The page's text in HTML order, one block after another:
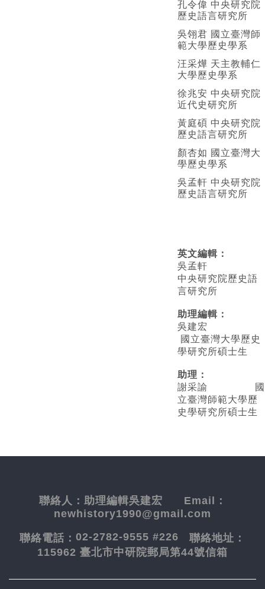
孔令偉 中央研究院
歷史語言研究所
吳翎君 國立臺灣師
範大學歷史學系
汪采燁 天主教輔仁
大學歷史學系
徐兆安 中央研究院
近代史研究所
黃庭碩 中央研究院
歷史語言研究所
顏杏如 國立臺灣大
學歷史學系
吳孟軒 中央研究院
歷史語言研究所
英文編輯 ：
吳孟軒
中央研究院歷史語
言研究所
助理編輯：
吳建宏
國立臺灣大學歷史
學研究所碩士生
助理：
謝采諭
國
立臺灣師範大學歷
史學研究所碩士生
聯絡人： 助理編輯吳建宏 Email：
newhistory1990@gmail.com
聯絡電話： 02-2782-9555 #226 聯絡地址：
115962 臺北市中研院郵局第44號信箱